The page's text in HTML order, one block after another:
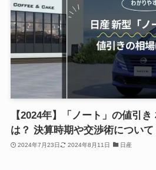
【2024年】「ノート」の値引
は？ 決算時期や交渉術につい
2024年7月23日 2024年8月11日 日産